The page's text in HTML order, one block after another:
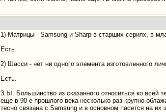
1) Матрицы - Samsung и Sharp в старших сериях, в
Есть.
2) Шасси - нет ни одного элемента изготовленного
Есть.
З.Ы. Большинство из сказанного относиться ко всей
еще в 90-е прошлого века несколько раз крупно
тесно связана с Samsung и в основном пасется на их